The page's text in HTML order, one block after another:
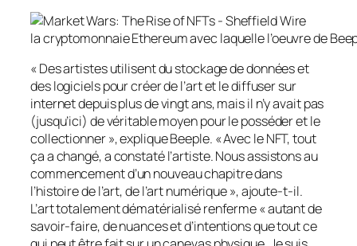
la cryptomonnaie Ethereum avec laquelle l’oeuvre de
« Des artistes utilisent du stockage de données et
des logiciels pour créer de l’art et le diffuser sur
internet depuis plus de vingt ans, mais il n’y avait pas
(jusqu’ici) de véritable moyen pour le posséder et le
collectionner », expliqueBeeple. « Avec le NFT, tout
ça a changé, a constaté l’artiste. Nous assistons au
commencement d’un nouveau chapitre dans
l’histoire de l’art, de l’art numérique », ajoute-t-il.
L’art totalement dématérialisé renferme « autant de
savoir-faire, de nuances et d’intentions que tout ce